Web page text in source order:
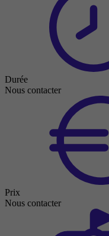
Durée
Nous contacter
Prix
Nous contacter